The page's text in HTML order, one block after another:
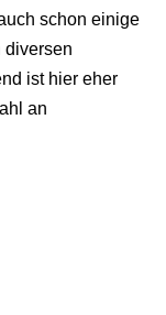
schon einige
diversen
ist hier eher
an